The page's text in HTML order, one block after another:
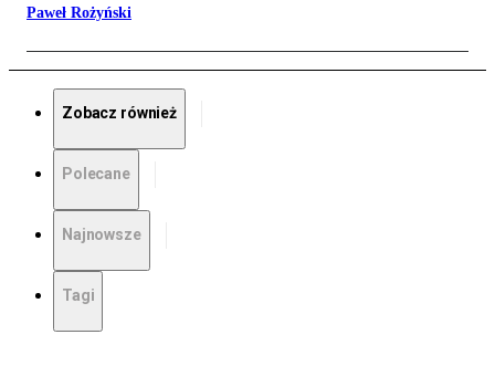
Paweł Rożyński
Zobacz również
Polecane
Najnowsze
Tagi